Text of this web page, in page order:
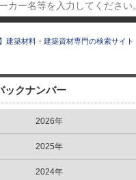
建築材料・建築資材専門の検索サイト
ックナンバー
2026年
2025年
2024年